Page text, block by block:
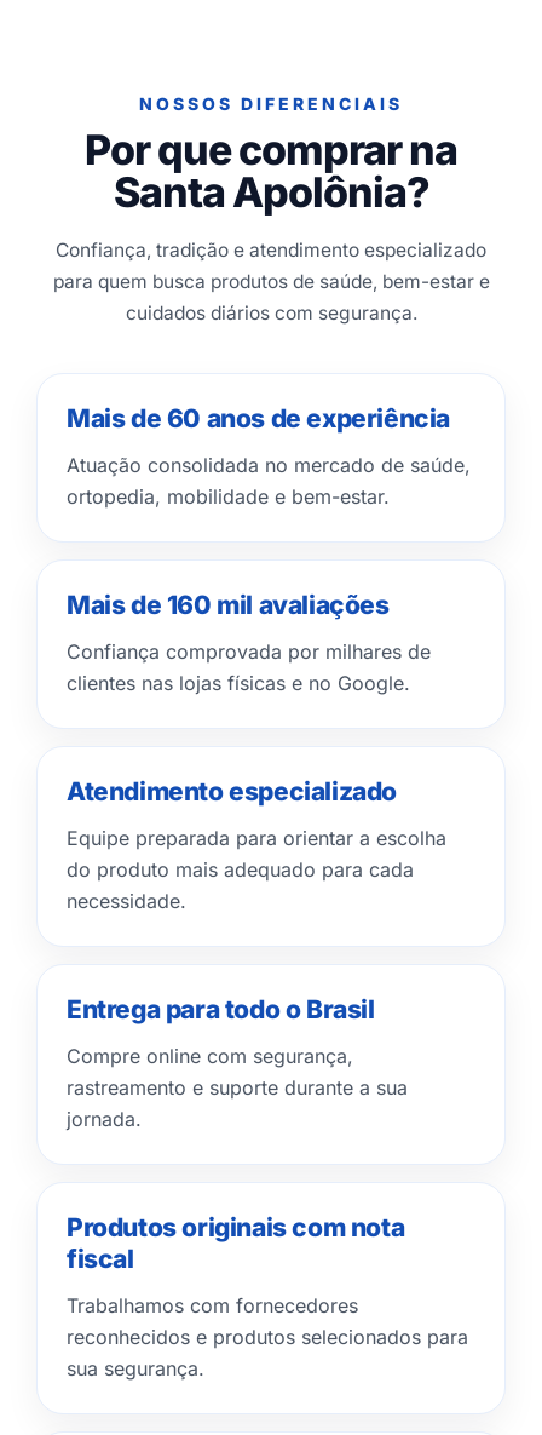
NOSSOS DIFERENCIAIS
Por que comprar na
Santa Apolônia?
Confiança, tradição e atendimento especializado
para quem busca produtos de saúde, bem-estar e
cuidados diários com segurança.
Mais de 60 anos de experiência
Atuação consolidada no mercado de saúde,
ortopedia, mobilidade e bem-estar.
Mais de 160 mil avaliações
Confiança comprovada por milhares de
clientes nas lojas físicas e no Google.
Atendimento especializado
Equipe preparada para orientar a escolha
do produto mais adequado para cada
necessidade.
Entrega para todo o Brasil
Compre online com segurança,
rastreamento e suporte durante a sua
jornada.
Produtos originais com nota
fiscal
Trabalhamos com fornecedores
reconhecidos e produtos selecionados para
sua segurança.